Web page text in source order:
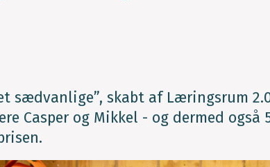
sædvanlige”, skabt af Læringsrum
Casper og Mikkel - og dermed også